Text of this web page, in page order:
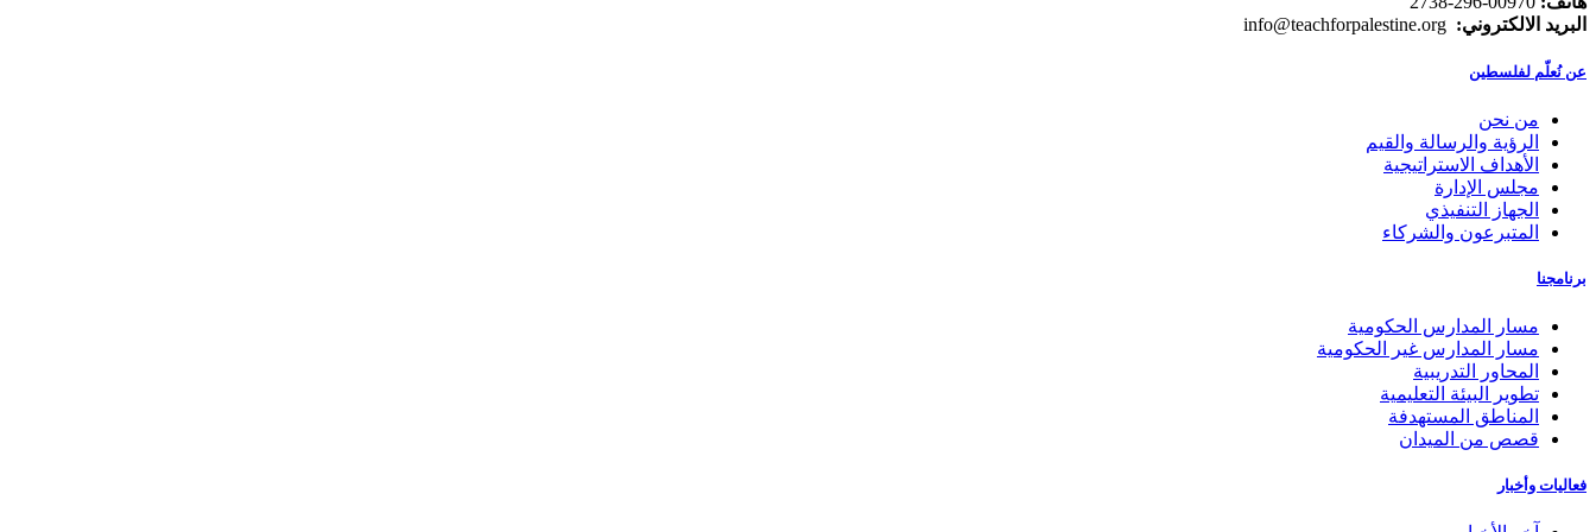
البريد الالكتروني:
عن نُعلّم لفلسطين
من نحن
الرؤية والرسالة والقيم
الأهداف الاستراتيجية
مجلس الإدارة
الجهاز التنفيذي
المتبرعون والشركاء
برنامجنا
مسار المدارس الحكومية
مسار المدارس غير الحكومية
المحاور التدريبية
تطوير البيئة التعليمية
المناطق المستهدفة
قصص من الميدان
فعاليات وأخبار